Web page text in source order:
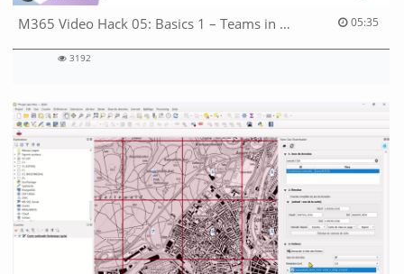
M365 Video Hack 05: Basics 1 – Teams in MS Teams 05:35
05:35 duration
3192